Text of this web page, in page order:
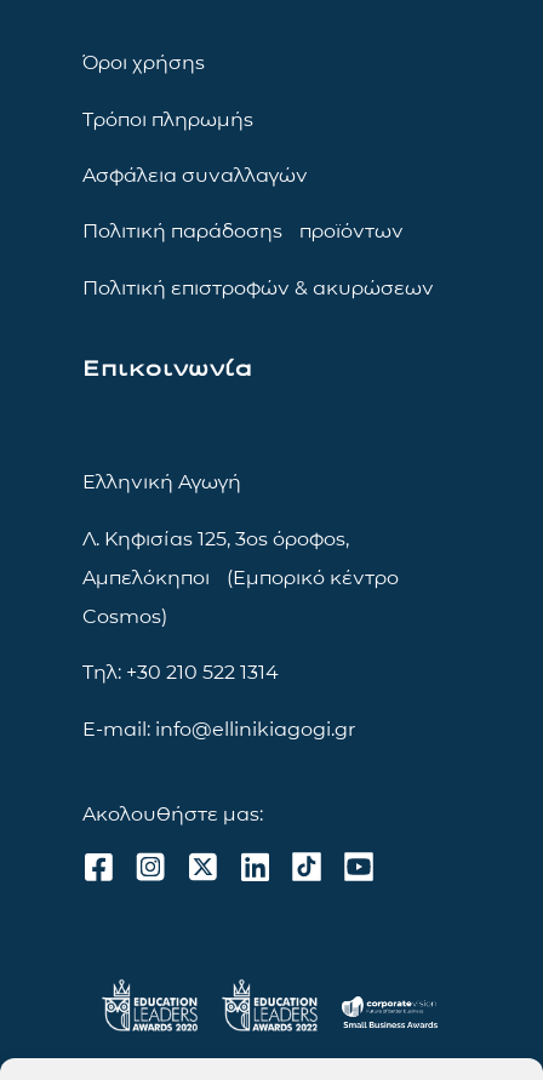
Όροι χρήσης
Τρόποι πληρωμής
Ασφάλεια συναλλαγών
Πολιτική παράδοσης προϊόντων
Πολιτική επιστροφών & ακυρώσεων
Επικοινωνία
Ελληνική Αγωγή
Λ. Κηφισίας 125, 3ος όροφος,
Αμπελόκηποι (Εμπορικό κέντρο
Cosmos)
Τηλ: +30 210 522 1314
E-mail: info@ellinikiagogi.gr
Ακολουθήστε μας: